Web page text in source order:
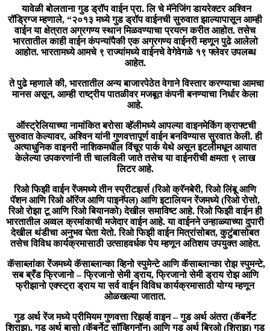
यावेळी बोलताना गुड ड्रॉप वाईन प्रा. लि चे मॅनेजिंग डायरेक्टर अश्विन
रॉड्रिग्ज म्हणाले, “२०१३ मध्ये गुड ड्रॉप वाईनची सुरुवात झाल्यापासून आम्ही
वाईन या क्षेत्रात अग्रगण्य स्थान मिळवण्याचा प्रयत्न करीत आहोत. तसेच
भारतातील काही वाईन कंपन्यांपैकी एक अग्रगण्य वाईनरी म्हणून पुढे आलेलो
आहोत. भारतामध्ये आमचे ९ राज्यांमध्ये वाईनचे वेगेवेगळे १९ फ्लेवर उपलब्ध
आहेत.
ते पुढे म्हणाले की, भारतातील अन्य बाजारपेठेत वेगाने विस्तार करण्याचा आमचा
मानस असून, आम्ही राष्ट्रीय पातळीवर मजबूत कंपनी बनण्याचा निर्धार केला
आहे.
ऑस्ट्रेलियाच्या नामांकित बरोसा व्हॅलीमध्ये आपल्या वाइनमेकिंग क्राफ्टची
सुरुवात केल्यावर, अश्विन यांनी गुणवत्तापूर्ण वाईन बनविण्यास सुरवात केली. ही
अत्याधुनिक वाइनरी नाशिकमधील विंचूर पार्क येथे असून इटलीमधून आयात
केलेल्या उपकरणांनी ती चालविली जाते तसेच या वाईनरीची क्षमता ९ लाख
लिटर आहे.
रिओ फिझी वाईन रेंजमध्ये तीन स्प्रीटझर्स (रिओ क्रॅनबेरी, रिओ लिंबू आणि
पॅशन आणि रिओ ऑरेंज आणि पाइनॅपल) आणि इटालियन रेंजमध्ये (रिओ रोसो,
रिओ रोझा टू आणि रिओ बियानको) देखील समाविष्ट आहे. रिओ फिझी वाईन ही
भारतातील अव्वल क्रमांकाची मजेदार वाईन आहे. या वाईनने उन्हाळ्याच्या दुपारी
देखील थंडीचा अनुभव घेता येतो. रिओ फिझी वाईन मित्रांसोबत, कुटुंबासोबत
तसेच विविध कार्यक्रमासाठी उत्साहवर्धक पेय म्हणून अतिशय उपयुक्त आहेत.
कॅसाब्लांका रेंजमध्ये कॅसाब्लान्का व्हिनो स्पुमेन्टे आणि कॅसाब्लान्का रोझ स्पुमन्टे,
सब ब्रँड फ्रिजानो – फ्रिजानो सेमी ड्राय, फ्रिजानो सेमी ड्रायरोझआणि
फ्रीझानो एक्स्ट्रा ड्राय या सर्व वाईन विविध कार्यक्रमासाठी योग्य म्हणून
ओळखल्या जातात.
गुड अर्थ रेंज मध्ये प्रीमियम गुणवत्ता रिझर्व्ह वाइन – गुड अर्थ अंतरा (कॅबर्नेट
शिराझ), गुड अर्थ बासो (कॅबर्नेट सॉव्हिगनॉन) आणि गुड अर्थ ब्रिओ (शिराझ) गुड